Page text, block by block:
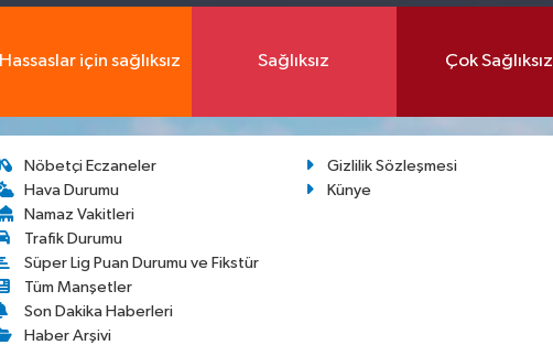
Hassaslar için sağlıksız Sağlıksız Çok Sağlıksız
Nöbetçi Eczaneler
Hava Durumu
Namaz Vakitleri
Trafik Durumu
Süper Lig Puan Durumu ve Fikstür
Tüm Manşetler
Son Dakika Haberleri
Haber Arşivi
Gizlilik Sözleşmesi
Künye